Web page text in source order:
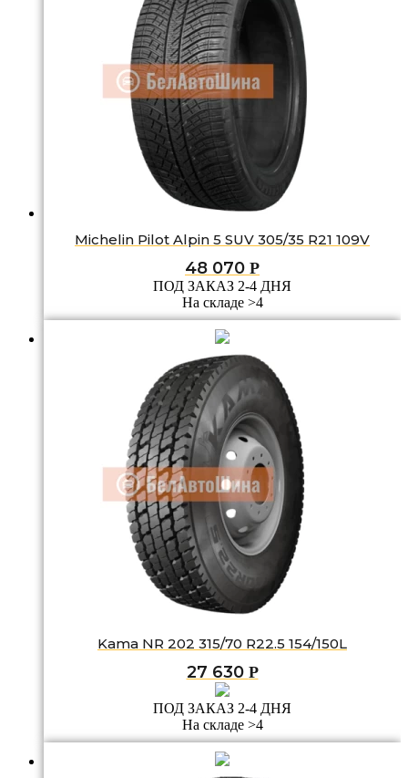
Michelin Pilot Alpin 5 SUV 305/35 R21 109V
48 070 Р
ПОД ЗАКАЗ 2-4 ДНЯ
На складе >4
Kama NR 202 315/70 R22.5 154/150L
27 630 Р
ПОД ЗАКАЗ 2-4 ДНЯ
На складе >4